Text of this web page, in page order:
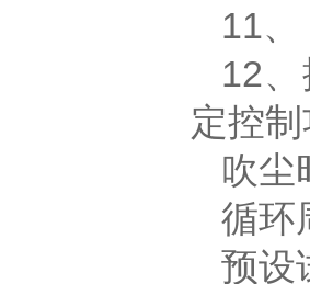
11
12
定控
吹尘
循环
预设